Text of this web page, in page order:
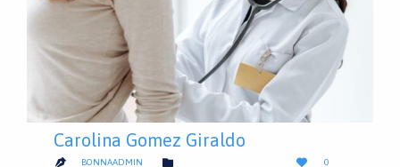
Carolina Gomez Giraldo
 BONNAADMIN  
LOVE
0